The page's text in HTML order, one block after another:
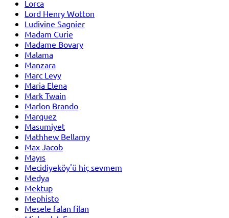
Lorca
Lord Henry Wotton
Ludivine Sagnier
Madam Curie
Madame Bovary
Malama
Manzara
Marc Levy
Maria Elena
Mark Twain
Marlon Brando
Marquez
Masumiyet
Mathhew Bellamy
Max Jacob
Mayıs
Mecidiyeköy'ü hiç sevmem
Medya
Mektup
Mephisto
Mesele falan filan